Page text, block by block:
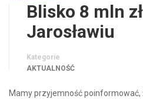
Blisko 8 mln
Jarosławiu
Kategorie
AKTUALNOŚĆ
Mamy przyjemność